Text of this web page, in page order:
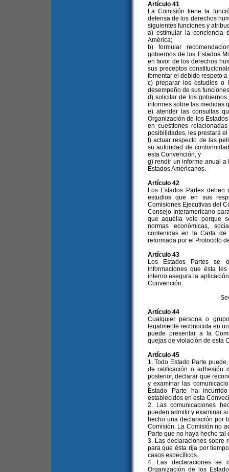
Artículo 41
La Comisión tiene la
defensa de los derechos
siguientes funciones y
a) estimular la conciencia
América;
b) formular
gobiernos de los Estados
en favor de los derechos
sus preceptos
fomentar el debido respeto
c) preparar los estudios o
desempeño de sus
d) solicitar de los
informes sobre las medidas
e) atender las consultas
Organización de los
en cuestiones
posibilidades, les prestará
f) actuar respecto de las
su autoridad de
esta Convención, y
g) rendir un informe anual a
Estados Americanos.
Artículo 42
Los Estados Partes
estudios que en sus
Comisiones Ejecutivas del
Consejo Interamericano
que aquélla vele porque
normas económicas,
contenidas en la Carta de
reformada por el Protocolo
Artículo 43
Los Estados Partes se
informaciones que ésta
interno asegura la
Convención.
Artículo 44
Cualquier persona o
legalmente reconocida en
puede presentar a la
quejas de violación de esta
Artículo 45
1. Todo Estado Parte
de ratificación o adhesión
posterior, declarar que
y examinar las
Estado Parte ha
establecidos en esta
2. Las comunicaciones
pueden admitir y examinar
hecho una declaración por
Comisión. La Comisión no
Parte que no haya hecho tal
3. Las declaraciones sobre
para que ésta rija por
casos específicos.
4. Las declaraciones se
Organización de los